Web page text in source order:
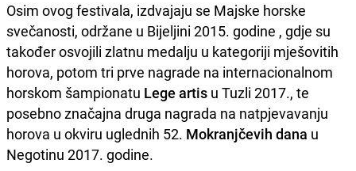
Osim ovog festivala, izdvajaju se Majske horske
svečanosti, održane u Bijeljini 2015. godine , gdje su
također osvojili zlatnu medalju u kategoriji mješovitih
horova, potom tri prve nagrade na internacionalnom
horskom šampionatu Lege artis u Tuzli 2017., te
posebno značajna druga nagrada na natpjevavanju
horova u okviru uglednih 52. Mokranjčevih dana u
Negotinu 2017. godine.